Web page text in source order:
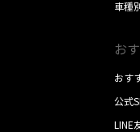
車種
お
おす
公式
LINE